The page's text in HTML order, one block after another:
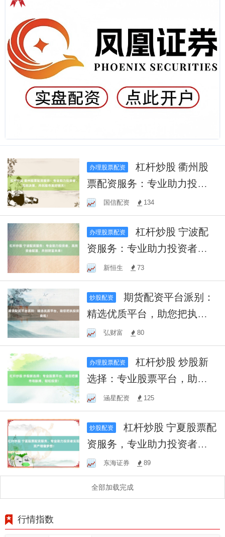
办理股票配资
杠杆炒股 衢州股
票配资服务：专业助力投资
者，高效决策，共创股市美
好明天！
国信配资 134
办理股票配资
杠杆炒股 宁波配
资服务：专业助力投资者，
高效资金配置，共创财富未
来！
新恒生 73
炒股配资
期货配资平台派别：
精选优质平台，助您把执投
资良机！
弘财富 80
办理股票配资
杠杆炒股 炒股新
选择：专业股票平台，助您
把握市场脉搏，轻松投资！
涵星配资 125
炒股配资
杠杆炒股 宁夏股票配
资服务，专业助力投资者实
现资产增值梦想！
东海证券 89
全部加载完成
行情指数